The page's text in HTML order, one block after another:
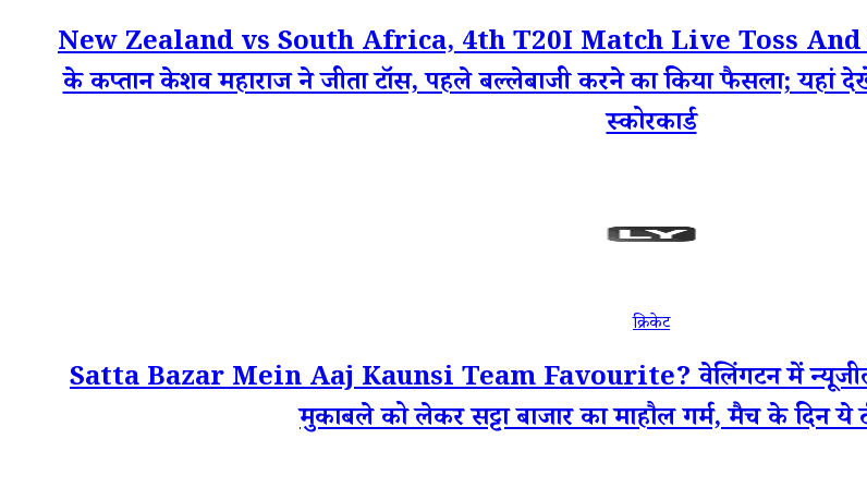
New Zealand vs South Africa, 4th T20I Match Live Toss And
के कप्तान केशव महाराज ने जीता टॉस, पहले बल्लेबाजी करने का किया फैसला; यहां
स्कोरकार्ड
क्रिकेट
Satta Bazar Mein Aaj Kaunsi Team Favourite? वेलिंगटन में न्यूजीलैंड
मुकाबले को लेकर सट्टा बाजार का माहौल गर्म, मैच के दिन ये